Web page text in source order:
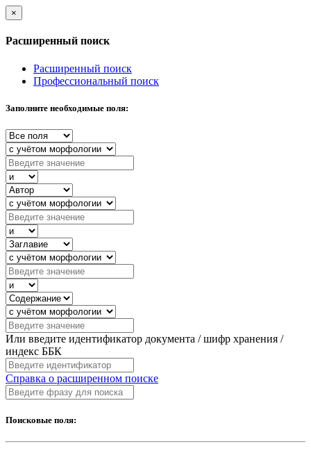
×
Расширенный поиск
Расширенный поиск
Профессиональный поиск
Заполните необходимые поля:
Или введите идентификатор документа / шифр хранения /
индекс ББК
Справка о расширенном поиске
Поисковые поля: